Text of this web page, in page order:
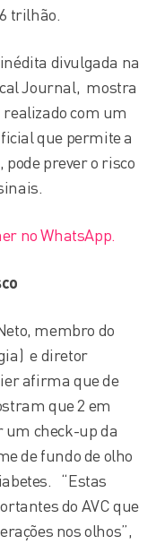
trilhão.
divulgada na
Journal, mostra
realizado com um
que permite a
prever o risco
no WhatsApp.
membro do
e diretor
afirma que de
que 2 em
um check-up da
de fundo de olho
“Estas
do AVC que
nos olhos”,